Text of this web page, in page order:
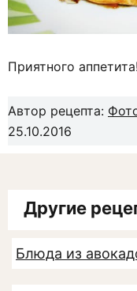
Приятного аппетита!
Автор рецепта:
25.10.2016
Другие
Блюда из